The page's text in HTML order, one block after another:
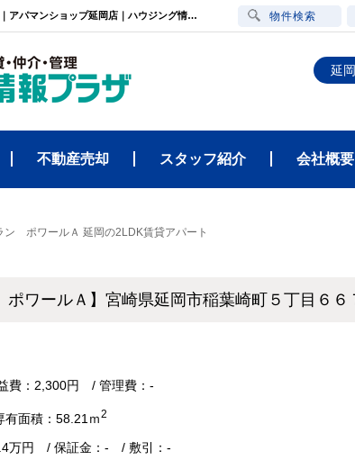
グラン ポワールＡ（宮崎県延岡市稲葉崎町５丁目６６７・延岡駅）2LDK賃貸アパートの賃貸物件情報｜アパマンショップ延岡店｜ハウジング情報プラザ
延
不動産売却 スタッフ紹介 会社概要
ン ポワールＡ 延岡の2LDK賃貸アパート
ポワールＡ】宮崎県延岡市稲葉崎町５丁目６
費：2,300円 / 管理費：-
面積：58.21ｍ2
万円 / 保証金：- / 敷引：-
物件検索